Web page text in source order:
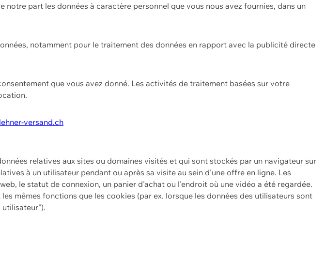
part les données à caractère personnel que vous nous avez fournies, dans un
notamment pour le traitement des données en rapport avec la publicité directe
que vous avez donné. Les activités de traitement basées sur votre
versand.ch
relatives aux sites ou domaines visités et qui sont stockés par un navigateur sur
à un utilisateur pendant ou après sa visite au sein d'une offre en ligne. Les
le statut de connexion, un panier d'achat ou l'endroit où une vidéo a été regardée.
mêmes fonctions que les cookies (par ex. lorsque les données des utilisateurs sont